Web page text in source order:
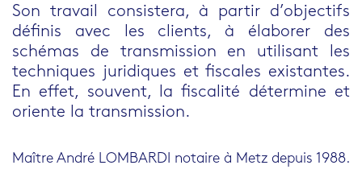
Son travail consistera, à partir d’objectifs
définis avec les clients, à élaborer des
schémas de transmission en utilisant les
techniques juridiques et fiscales existantes.
En effet, souvent, la fiscalité détermine et
oriente la transmission.
Maître André LOMBARDI notaire à Metz depuis 1988.